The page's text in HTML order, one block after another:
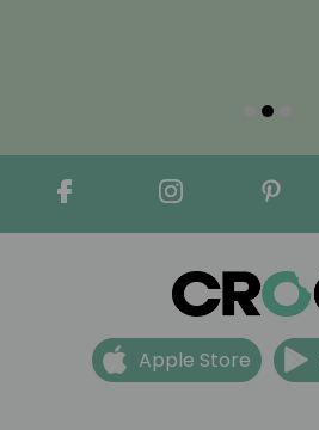
Apple Store